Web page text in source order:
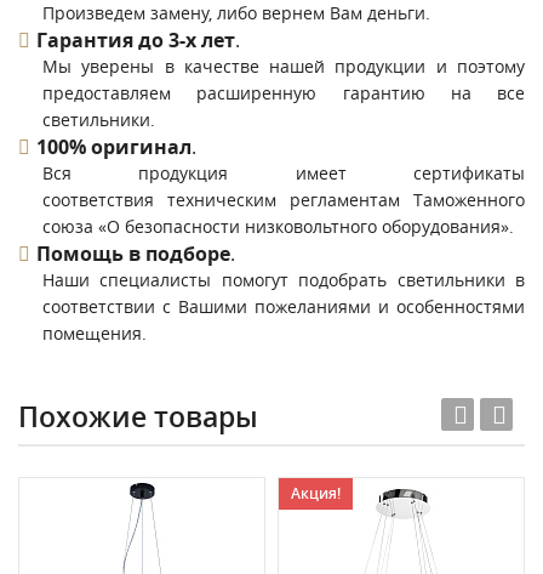
Произведем замену, либо вернем Вам деньги.
Гарантия до 3-х лет.
Мы уверены в качестве нашей продукции и поэтому
предоставляем расширенную гарантию на все
светильники.
100% оригинал.
Вся продукция имеет сертификаты
соответствия техническим регламентам Таможенного
союза «О безопасности низковольтного оборудования».
Помощь в подборе.
Наши специалисты помогут подобрать светильники в
соответствии с Вашими пожеланиями и особенностями
помещения.
Похожие товары
Акция!